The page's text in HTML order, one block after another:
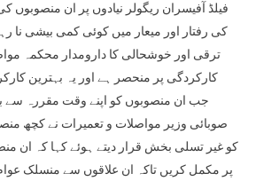
فیلڈ آفیسران ریگولر نیادوں پر ان منصوبوں
کی رفتار اور میعار میں کوئی کمی بیشی نا
ترقی اور خوشحالی کا دارومدار محکمہ
کارکردگی پر منحصر ہے اور یہ بہترین
جب ان منصوبوں کو اپنے وقت مقررہ سے
صوبائی وزیر مواصلات و تعمیرات نے کچھ
کو غیر تسلی بخش قرار دیتے ہوئے کہا کہ ان
پر مکمل کریں تاکہ ان علاقوں سے منسلک